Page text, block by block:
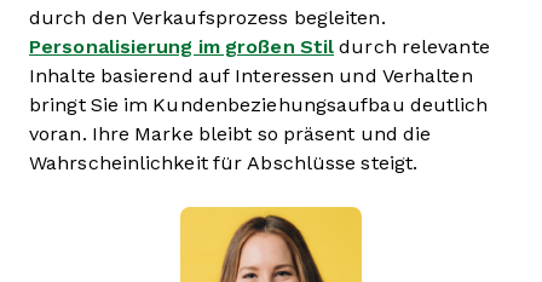
durch den Verkaufsprozess begleiten.
Personalisierung im großen Stil durch relevante
Inhalte basierend auf Interessen und Verhalten
bringt Sie im Kundenbeziehungsaufbau deutlich
voran. Ihre Marke bleibt so präsent und die
Wahrscheinlichkeit für Abschlüsse steigt.